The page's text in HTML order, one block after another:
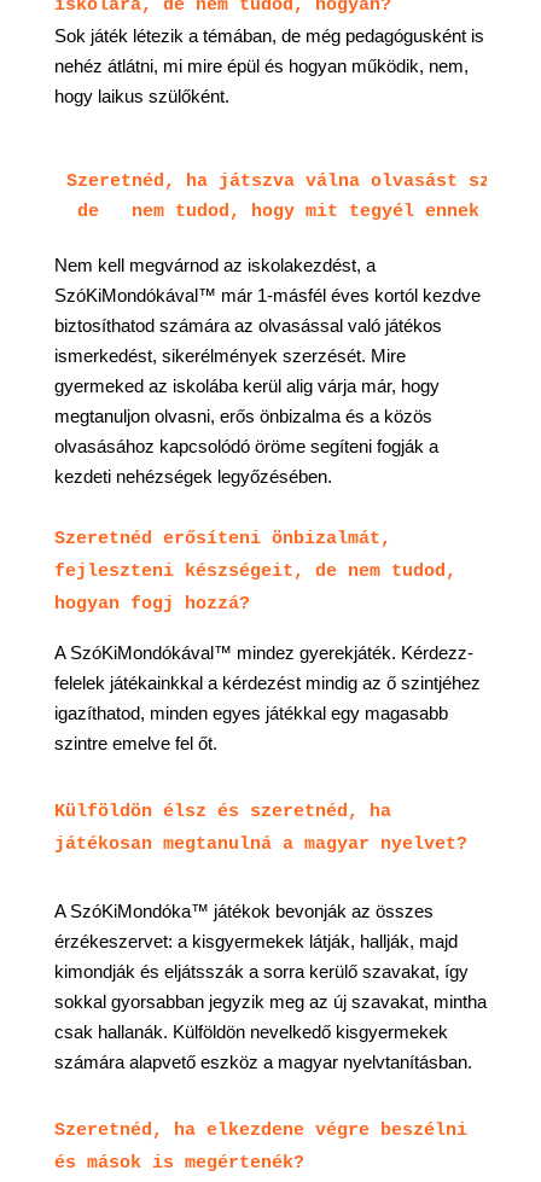
iskolára, de nem tudod, hogyan?
Sok játék létezik a témában, de még pedagógusként is
nehéz átlátni, mi mire épül és hogyan működik, nem,
hogy laikus szülőként.
Szeretnéd, ha játszva válna olvasást
de   nem tudod, hogy mit tegyél ennek
Nem kell megvárnod az iskolakezdést, a
SzóKiMondókával™ már 1-másfél éves kortól kezdve
biztosíthatod számára az olvasással való játékos
ismerkedést, sikerélmények szerzését. Mire
gyermeked az iskolába kerül alig várja már, hogy
megtanuljon olvasni, erős önbizalma és a közös
olvasásához kapcsolódó öröme segíteni fogják a
kezdeti nehézségek legyőzésében.
Szeretnéd erősíteni önbizalmát,
fejleszteni készségeit, de nem tudod,
hogyan fogj hozzá?
A SzóKiMondókával™ mindez gyerekjáték. Kérdezz-
felelek játékainkkal a kérdezést mindig az ő szintjéhez
igazíthatod, minden egyes játékkal egy magasabb
szintre emelve fel őt.
Külföldön élsz és szeretnéd, ha
játékosan megtanulná a magyar nyelvet?
A SzóKiMondóka™ játékok bevonják az összes
érzékeszervet: a kisgyermekek látják, hallják, majd
kimondják és eljátsszák a sorra kerülő szavakat, így
sokkal gyorsabban jegyzik meg az új szavakat, mintha
csak hallanák. Külföldön nevelkedő kisgyermekek
számára alapvető eszköz a magyar nyelvtanításban.
Szeretnéd, ha elkezdene végre beszélni
és mások is megértenék?